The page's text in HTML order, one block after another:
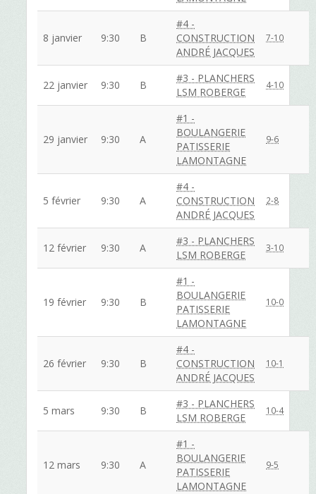
8 janvier 9:30 B
#4 -
CONSTRUCTION
ANDRÉ JACQUES
7-10
22 janvier 9:30 B
#3 - PLANCHERS
LSM ROBERGE
4-10
29 janvier 9:30 A
#1 -
BOULANGERIE
PATISSERIE
LAMONTAGNE
9-6
5 février 9:30 A
#4 -
CONSTRUCTION
ANDRÉ JACQUES
2-8
12 février 9:30 A
#3 - PLANCHERS
LSM ROBERGE
3-10
19 février 9:30 B
#1 -
BOULANGERIE
PATISSERIE
LAMONTAGNE
10-0
26 février 9:30 B
#4 -
CONSTRUCTION
ANDRÉ JACQUES
10-1
5 mars 9:30 B
#3 - PLANCHERS
LSM ROBERGE
10-4
12 mars 9:30 A
#1 -
BOULANGERIE
PATISSERIE
LAMONTAGNE
9-5